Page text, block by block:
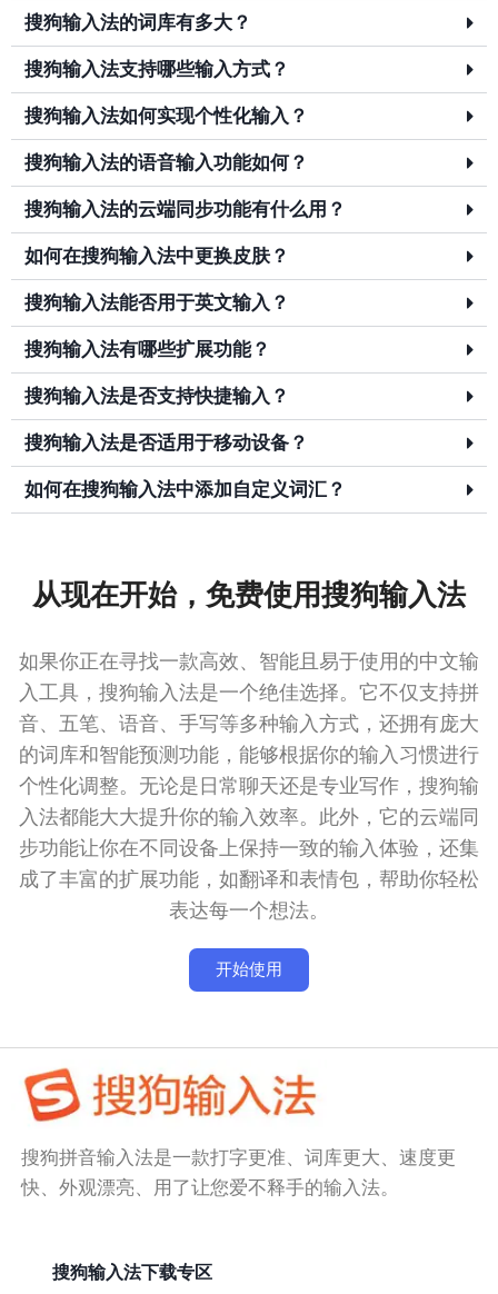
搜狗输入法的词库有多大？
搜狗输入法支持哪些输入方式？
搜狗输入法如何实现个性化输入？
搜狗输入法的语音输入功能如何？
搜狗输入法的云端同步功能有什么用？
如何在搜狗输入法中更换皮肤？
搜狗输入法能否用于英文输入？
搜狗输入法有哪些扩展功能？
搜狗输入法是否支持快捷输入？
搜狗输入法是否适用于移动设备？
如何在搜狗输入法中添加自定义词汇？
从现在开始，免费使用搜狗输入法
如果你正在寻找一款高效、智能且易于使用的中文输
入工具，搜狗输入法是一个绝佳选择。它不仅支持拼
音、五笔、语音、手写等多种输入方式，还拥有庞大
的词库和智能预测功能，能够根据你的输入习惯进行
个性化调整。无论是日常聊天还是专业写作，搜狗输
入法都能大大提升你的输入效率。此外，它的云端同
步功能让你在不同设备上保持一致的输入体验，还集
成了丰富的扩展功能，如翻译和表情包，帮助你轻松
表达每一个想法。
开始使用
搜狗拼音输入法是一款打字更准、词库更大、速度更
快、外观漂亮、用了让您爱不释手的输入法。
搜狗输入法下载专区